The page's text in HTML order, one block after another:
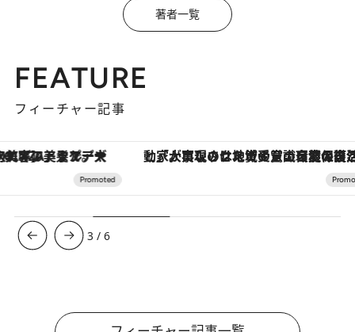
著者一覧
FEATURE
フィーチャー記事
「大事なのは地域の意識を変えること」。ロレックス賞受賞の自然保護活動家が実現させたナイジェリアの自然環境の復活
3 /6